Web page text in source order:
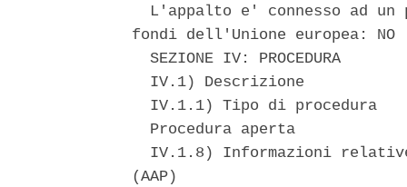
L'appalto e' connesso ad un
fondi dell'Unione europea: NO
  SEZIONE IV: PROCEDURA
  IV.1) Descrizione
  IV.1.1) Tipo di procedura
  Procedura aperta
IV.1.8) Informazioni
(AAP)